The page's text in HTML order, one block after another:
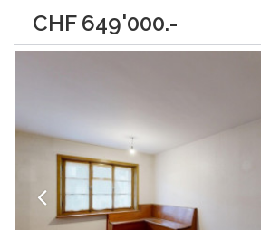
CHF 649'000.-
DachPasst für:Paare oder junge
spektakuläres Wohnen auf mehreren